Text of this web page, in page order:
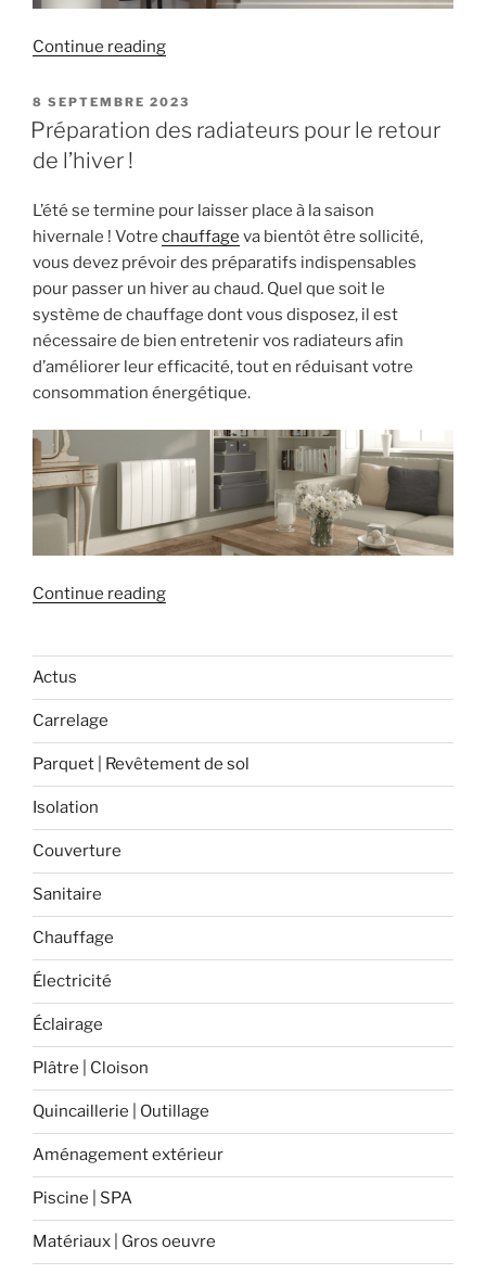
Continue reading« Tout
sur
les
POSTED
ON
8 SEPTEMBRE 2023
Préparation des radiateurs pour le retour
de l’hiver !
L’été se termine pour laisser place à la saison
hivernale ! Votre chauffage va bientôt être sollicité,
vous devez prévoir des préparatifs indispensables
pour passer un hiver au chaud. Quel que soit le
système de chauffage dont vous disposez, il est
nécessaire de bien entretenir vos radiateurs afin
d’améliorer leur efficacité, tout en réduisant votre
consommation énergétique.
Continue reading« Préparation
le
de
l’hiver
Actus
Carrelage
Parquet | Revêtement de sol
Isolation
Couverture
Sanitaire
Chauffage
Électricité
Éclairage
Plâtre | Cloison
Quincaillerie | Outillage
Aménagement extérieur
Piscine | SPA
Matériaux | Gros oeuvre